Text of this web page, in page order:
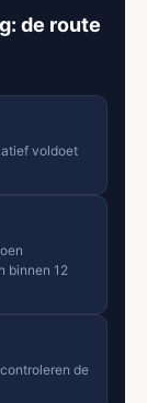
de route
voldoet
binnen 12
de